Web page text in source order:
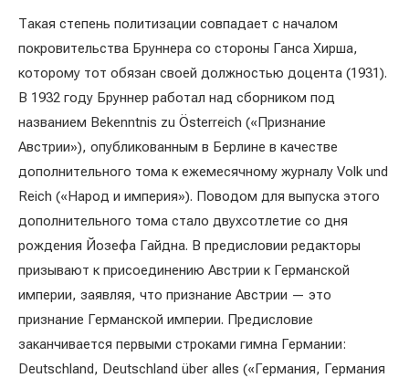
Такая степень политизации совпадает с началом
покровительства Бруннера со стороны Ганса Хирша,
которому тот обязан своей должностью доцента (1931).
В 1932 году Бруннер работал над сборником под
названием Bekenntnis zu Österreich («Признание
Австрии»), опубликованным в Берлине в качестве
дополнительного тома к ежемесячному журналу Volk und
Reich («Народ и империя»). Поводом для выпуска этого
дополнительного тома стало двухсотлетие со дня
рождения Йозефа Гайдна. В предисловии редакторы
призывают к присоединению Австрии к Германской
империи, заявляя, что признание Австрии — это
признание Германской империи. Предисловие
заканчивается первыми строками гимна Германии:
Deutschland, Deutschland über alles («Германия, Германия